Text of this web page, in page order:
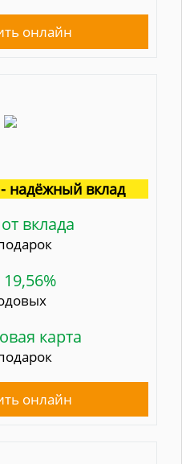
онлайн
надёжный вклад
вклада
карта
онлайн